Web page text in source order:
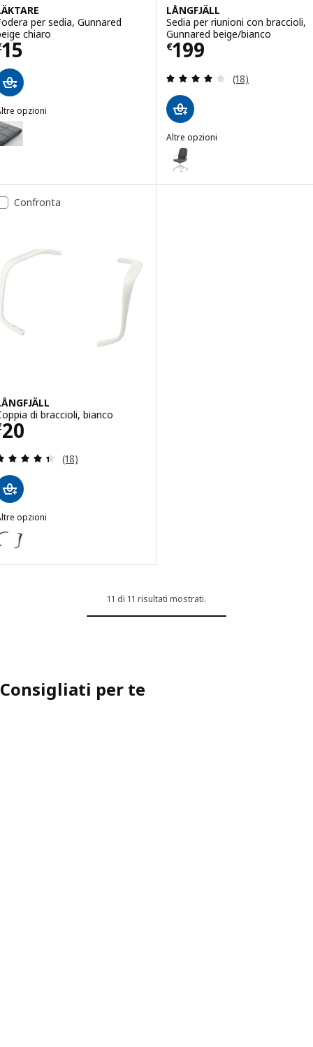
per sedia, Gunnared
chiaro
15 € 15
opzioni
LÄKTARE, Fodera per sedia, Gunnared grigio fumo
LÅNGFJÄLL
Sedia per riunioni con braccioli,
Gunnared beige/bianco
€199
Prezzo € 199
Recensione:
(18)
Altre opzioni
LÅNGFJÄLL
Opzione: LÅNGFJÄLL, Sedia
Opzione: LÅNGFJÄLL, Sedia
Confronta
di braccioli, bianco
20 € 20
Recensione: 4.4 fuori da 5 stelle. Totale
(18)
opzioni
LÅNGFJÄLL, Coppia di braccioli, nero
11 di 11 risultati mostrati.
Consigliati per te